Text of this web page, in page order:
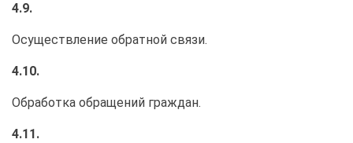
4.9.
Осуществление обратной связи.
4.10.
Обработка обращений граждан.
4.11.